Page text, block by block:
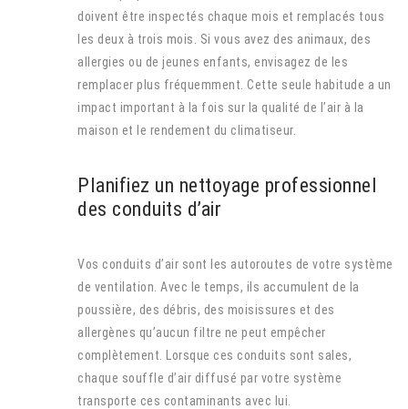
doivent être inspectés chaque mois et remplacés tous
les deux à trois mois. Si vous avez des animaux, des
allergies ou de jeunes enfants, envisagez de les
remplacer plus fréquemment. Cette seule habitude a un
impact important à la fois sur la qualité de l’air à la
maison et le rendement du climatiseur.
Planifiez un nettoyage professionnel
des conduits d’air
Vos conduits d’air sont les autoroutes de votre système
de ventilation. Avec le temps, ils accumulent de la
poussière, des débris, des moisissures et des
allergènes qu’aucun filtre ne peut empêcher
complètement. Lorsque ces conduits sont sales,
chaque souffle d’air diffusé par votre système
transporte ces contaminants avec lui.